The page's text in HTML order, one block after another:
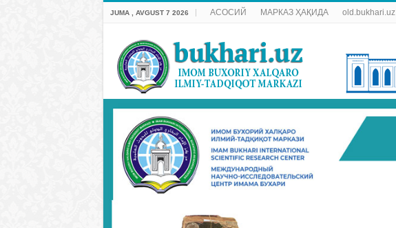
JUMA , AVGUST 7 2026 АСОСИЙ МАРКАЗ ҲАҚИДА old.bukhari.uz